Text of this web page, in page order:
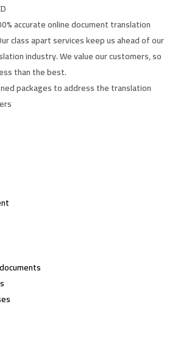
accurate online document translation
class apart services keep us ahead of our
industry. We value our customers, so
than the best.
packages to address the translation